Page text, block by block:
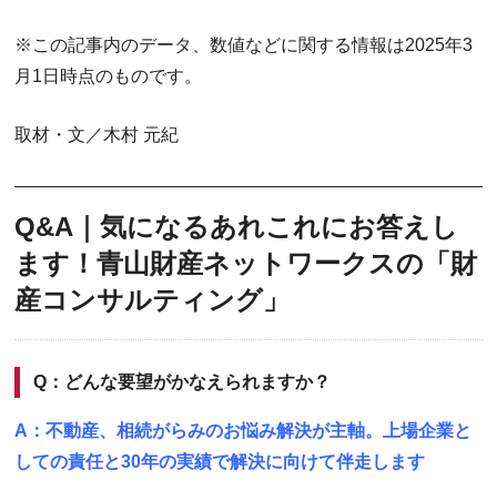
※この記事内のデータ、数値などに関する情報は2025年3
月1日時点のものです。
取材・文／木村 元紀
Q&A｜気になるあれこれにお答えし
ます！青山財産ネットワークスの「財
産コンサルティング」
Q：どんな要望がかなえられますか？
A：不動産、相続がらみのお悩み解決が主軸。上場企業と
しての責任と30年の実績で解決に向けて伴走します